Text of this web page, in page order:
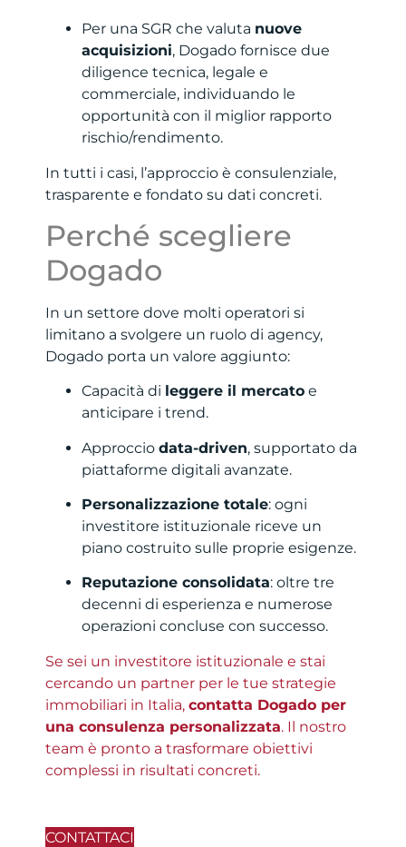
Per una SGR che valuta nuove
acquisizioni, Dogado fornisce due
diligence tecnica, legale e
commerciale, individuando le
opportunità con il miglior rapporto
rischio/rendimento.
In tutti i casi, l’approccio è consulenziale,
trasparente e fondato su dati concreti.
Perché scegliere
Dogado
In un settore dove molti operatori si
limitano a svolgere un ruolo di agency,
Dogado porta un valore aggiunto:
Capacità di leggere il mercato e
anticipare i trend.
Approccio data-driven, supportato da
piattaforme digitali avanzate.
Personalizzazione totale: ogni
investitore istituzionale riceve un
piano costruito sulle proprie esigenze.
Reputazione consolidata: oltre tre
decenni di esperienza e numerose
operazioni concluse con successo.
Se sei un investitore istituzionale e stai
cercando un partner per le tue strategie
immobiliari in Italia, contatta Dogado per
una consulenza personalizzata. Il nostro
team è pronto a trasformare obiettivi
complessi in risultati concreti.
CONTATTACI